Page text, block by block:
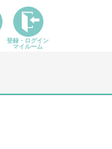
登録・ログイン
マイルーム